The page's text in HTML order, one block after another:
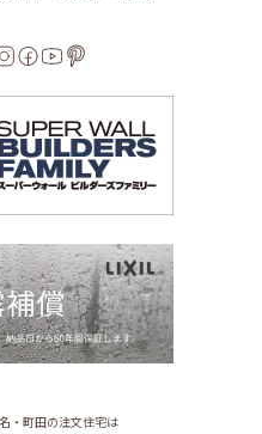
・町田の注文住宅は